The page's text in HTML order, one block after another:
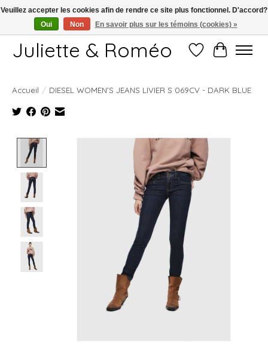
Free shipping starting at 249€
Juliette & Roméo Liste dePanier
Accueil / DIESEL WOMEN'S JEANS LIVIER S 069CV - DARK BLUE
Product image slideshow Items
Veuillez accepter les cookies afin de rendre ce site plus fonctionnel. D'accord?
Oui
Non En savoir plus sur les témoins (cookies) »